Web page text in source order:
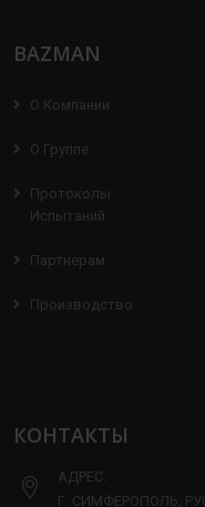
BAZMAN
О Компании
О Группе
Протоколы
Испытаний
Партнерам
Производство
КОНТАКТЫ
АДРЕС:
Г. СИМФЕРОПОЛЬ,